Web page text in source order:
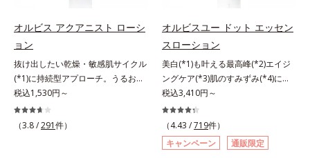
らずのまっさら肌へ。メイクのり
(*7)もよくなります。さわやかさ広
がるシトラスハーバルの香り。*1
乾燥による*2 クエン酸配合＝角層
柔軟成分*3 イソペンチルジオール
配合＝保湿成分*4 ツボクサ葉エキ
ス配合＝保湿成分*5 パルミチン酸
アスコルビルリン酸3Na配合＝保湿
ぎます。*1 トリメチルシロキシケ
イ酸、ジメチコン配合＝汗や水、皮
脂をはじき、メイクくずれを防ぐ成
分*2 オリーブ葉エキス、ゴレンシ
葉エキス、加水分解ヒアルロン酸、
異性化糖配合＝保湿成分【ご使用方
法】2層タイプなので、必ず容器を
よく振ってからお使いください。メ
イクの仕上げに、顔から20cm程度
離し、目と口を閉じて、顔全体に適
量吹きかけてください。（5～6プッ
オルビス アクアニスト ローシ
ョン
抜け出したい乾燥・敏感肌サイクル
(*1)に持続型アプローチ。うるおい
を追求した敏感肌用保湿スキンケア
(*2)。うるおいを逃し、刺激を受け
やすい角層の“乾燥敏感スランプ
税込1,530円～
（3.8 /291件）
オルビスユー ドット エッセン
スローション
美白(*1)も叶える最高峰(*2)エイジ
ングケア(*3)肌のすみずみ(*4)にし
みわたるうるおい充満ローション。
ハリも透明感(*5)も結果主義。年齢
サイン(*6)の因子に着目した肌科学
エイジングケア(*3)シリーズ。オル
ビスユー ドットシリーズは、年齢
税込3,410円～
（4.43 /719件）
キャンペーン
通販限定